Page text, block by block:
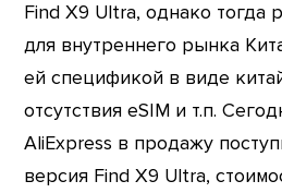
Find X9 Ultra, однако тогда
для внутреннего рынка
ей спецификой в виде
отсутствия eSIM и т.п.
AliExpress в продажу
версия Find X9 Ultra,